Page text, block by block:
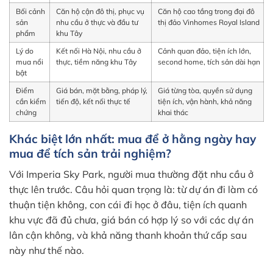
Bối cảnh
sản
phẩm
Căn hộ cận đô thị, phục vụ
nhu cầu ở thực và đầu tư
khu Tây
Căn hộ cao tầng trong đại đô
thị đảo Vinhomes Royal Island
Lý do
mua nổi
bật
Kết nối Hà Nội, nhu cầu ở
thực, tiềm năng khu Tây
Cảnh quan đảo, tiện ích lớn,
second home, tích sản dài hạn
Điểm
cần kiểm
chứng
Giá bán, mặt bằng, pháp lý,
tiến độ, kết nối thực tế
Giá từng tòa, quyền sử dụng
tiện ích, vận hành, khả năng
khai thác
Khác biệt lớn nhất: mua để ở hằng ngày hay
mua để tích sản trải nghiệm?
Với Imperia Sky Park, người mua thường đặt nhu cầu ở
thực lên trước. Câu hỏi quan trọng là: từ dự án đi làm có
thuận tiện không, con cái đi học ở đâu, tiện ích quanh
khu vực đã đủ chưa, giá bán có hợp lý so với các dự án
lân cận không, và khả năng thanh khoản thứ cấp sau
này như thế nào.